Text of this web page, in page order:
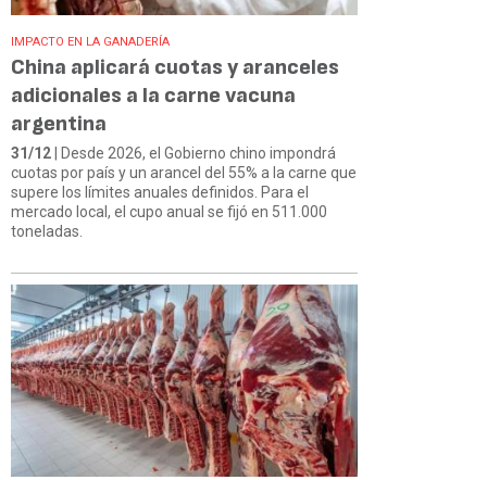
IMPACTO EN LA GANADERÍA
China aplicará cuotas y aranceles
adicionales a la carne vacuna
argentina
31/12 | Desde 2026, el Gobierno chino impondrá
cuotas por país y un arancel del 55% a la carne que
supere los límites anuales definidos. Para el
mercado local, el cupo anual se fijó en 511.000
toneladas.